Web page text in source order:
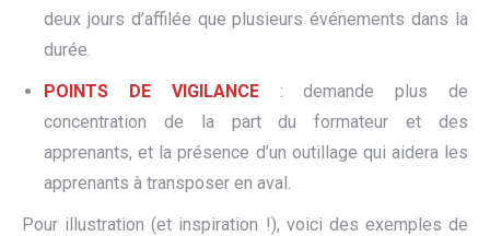
deux jours d’affilée que plusieurs événements dans la
durée.
POINTS DE VIGILANCE: demande plus de
concentration de la part du formateur et des
apprenants, et la présence d’un outillage qui aidera les
apprenants à transposer en aval.
Pour illustration (et inspiration !), voici des exemples de